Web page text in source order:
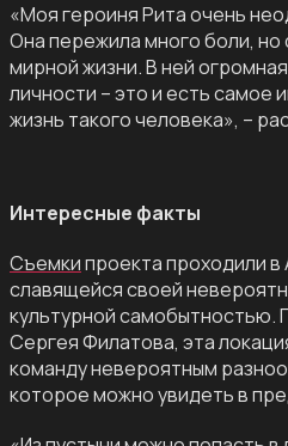
«Моя героиня Рита очень
Она пережила много боли, но
мирной жизни. В ней
личности – это и есть самое
жизнь такого человека», –
Интересные факты
Съемкипроекта проходили в
славящейся своей
культурной самобытностью.
Сергея Филатова, эта
команду невероятным
которое можно увидеть в